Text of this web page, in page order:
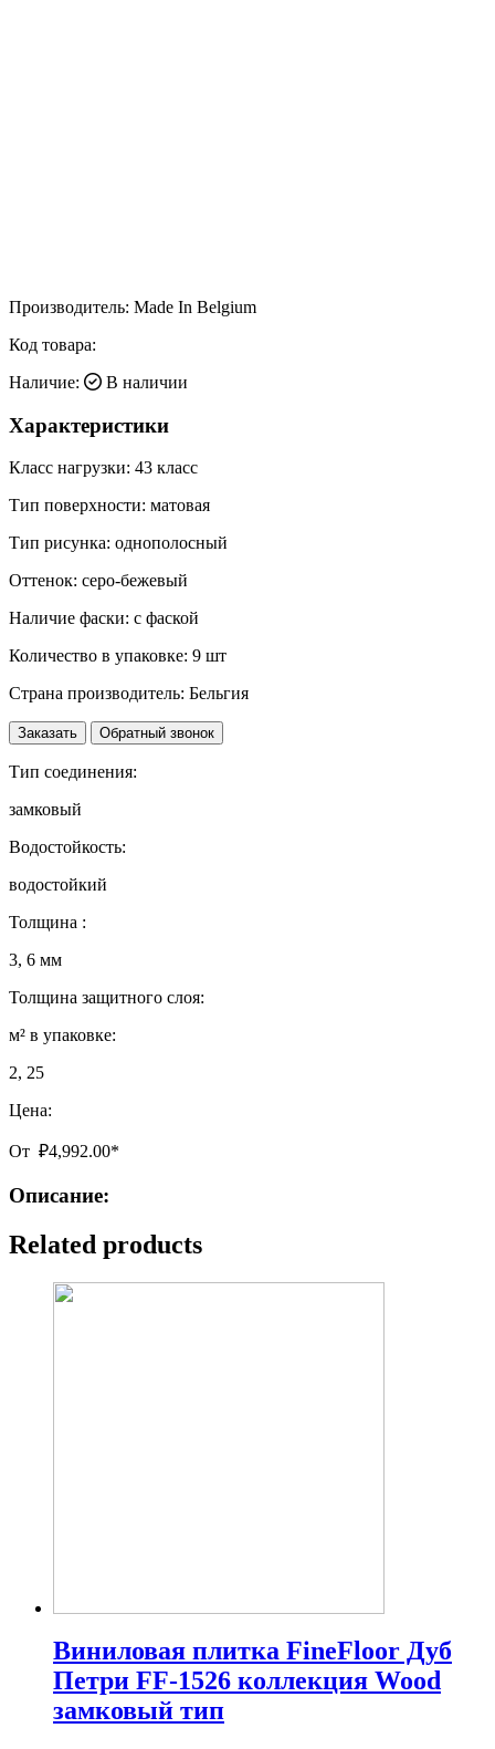
Производитель: Made In Belgium
Код товара:
Наличие:
В наличии
Характеристики
Класс нагрузки: 43 класс
Тип поверхности: матовая
Тип рисунка: однополосный
Оттенок: серо-бежевый
Наличие фаски: с фаской
Количество в упаковке: 9 шт
Страна производитель: Бельгия
Заказать Обратный звонок
Тип соединения:
замковый
Водостойкость:
водостойкий
Толщина :
3, 6 мм
Толщина защитного слоя:
м² в упаковке:
2, 25
Цена:
От ₽4,992.00*
Описание:
Related products
Виниловая плитка FineFloor Дуб
Петри FF-1526 коллекция Wood
замковый тип